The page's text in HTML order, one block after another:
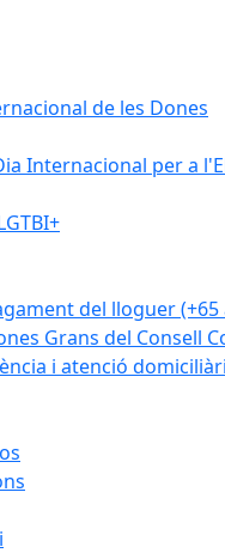
de les Dones
Internacional per a
del lloguer (+65
Grans del Consell
i atenció